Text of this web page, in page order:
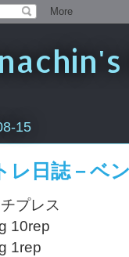
15
レ日誌－ベ
プレス
10rep
1rep